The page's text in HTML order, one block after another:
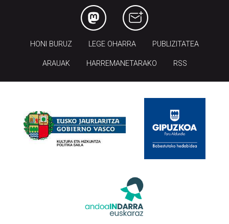
HONI BURUZ LEGE OHARRA PUBLIZITATEA
ARAUAK HARREMANETARAKO RSS